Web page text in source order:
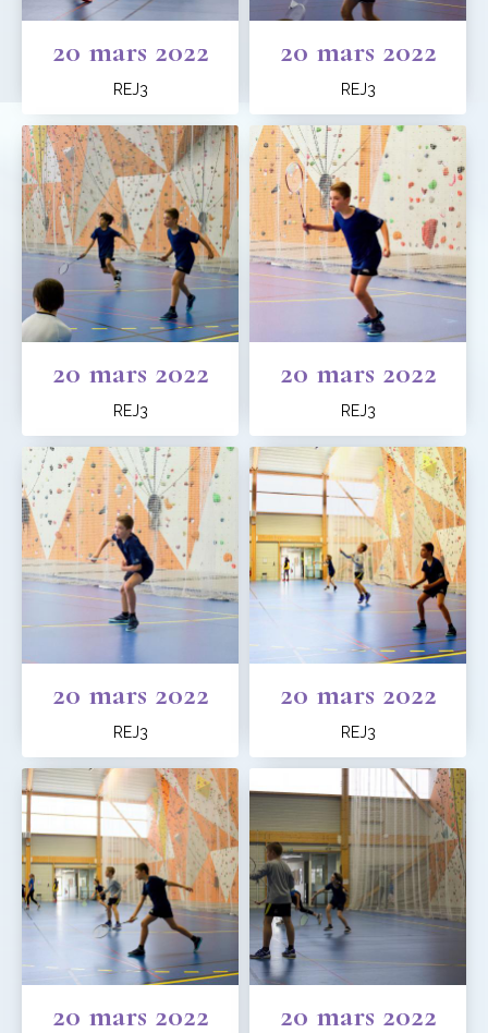
20 mars 2022
REJ3
20 mars 2022
REJ3
20 mars 2022
REJ3
20 mars 2022
REJ3
20 mars 2022
REJ3
20 mars 2022
REJ3
20 mars 2022 20 mars 2022